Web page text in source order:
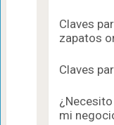
Claves
zapatos
Claves
mi